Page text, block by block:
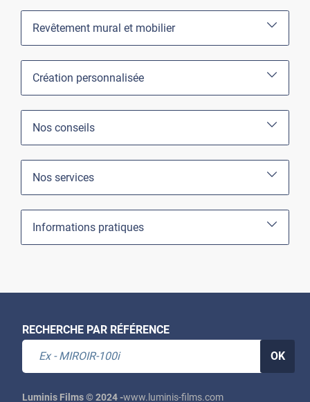
Revêtement mural et mobilier
Création personnalisée
Nos conseils
Nos services
Informations pratiques
RECHERCHE PAR RÉFÉRENCE
OK
Luminis Films © 2024 -www.luminis-films.com